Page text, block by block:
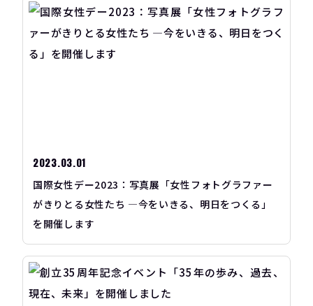
2023.03.01
国際女性デー2023：写真展「女性フォトグラファー
がきりとる女性たち ―今をいきる、明日をつくる」
を開催します